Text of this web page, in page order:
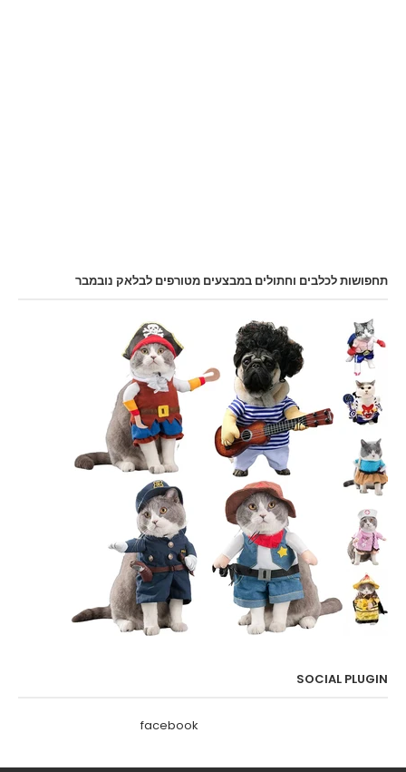
תחפושות לכלבים וחתולים במבצעים מטורפים לבלאק נובמבר
SOCIAL PLUGIN
facebook